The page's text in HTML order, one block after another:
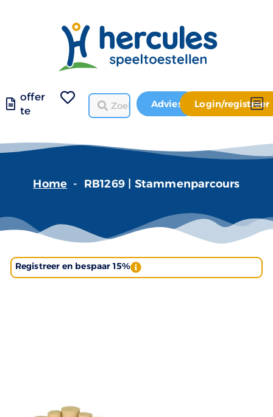
offer
te
Advies Login/registreer
Home - RB1269 | Stammenparcours
Registreer en bespaar 15%